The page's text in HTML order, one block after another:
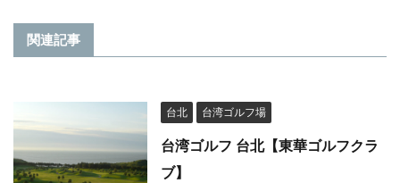
関連記事
台北 台湾ゴルフ場
台湾ゴルフ 台北【東華ゴルフクラ
ブ】